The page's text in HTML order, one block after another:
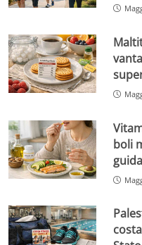
boli
guida